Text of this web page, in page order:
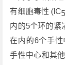
有细胞毒性 (IC
内的5个环的紧
在内的6个手
手性中心和其